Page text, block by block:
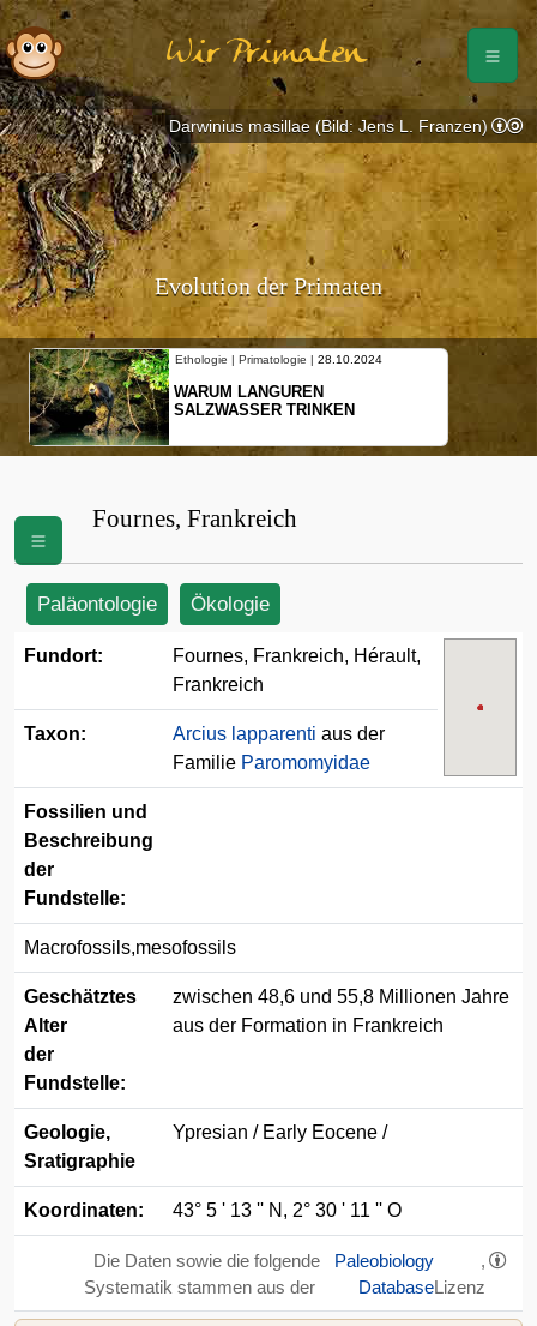
Wir Primaten
Evolution der Primaten
Ethologie | Primatologie | 28.10.2024
WARUM LANGUREN
SALZWASSER TRINKEN
Darwinius masillae (Bild: Jens L. Franzen)
Fournes, Frankreich
Paläontologie Ökologie
Fundort:
Fournes, Frankreich, Hérault,
Frankreich
Taxon: Arcius lapparenti aus der
Familie Paromomyidae
Fossilien und
Beschreibung
der
Fundstelle:
Macrofossils,mesofossils
Geschätztes
Alter
der
Fundstelle:
zwischen 48,6 und 55,8 Millionen Jahre
aus der Formation in Frankreich
Geologie,
Sratigraphie
Ypresian / Early Eocene /
Koordinaten: 43° 5 ' 13 '' N, 2° 30 ' 11 '' O
Die Daten sowie die folgende
Systematik stammen aus der
Paleobiology
Database
,
Lizenz